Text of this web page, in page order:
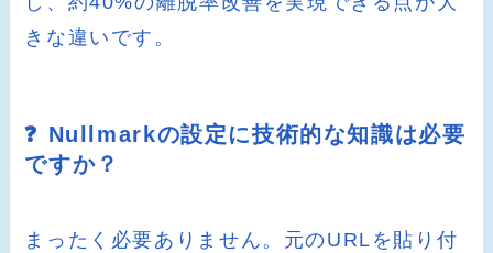
きな違いです。
❓ Nullmarkの設定に技術的な知識は必要
ですか？
まったく必要ありません。元のURLを貼り付